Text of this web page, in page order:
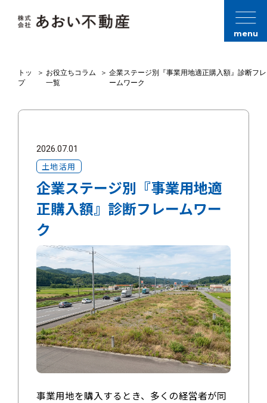
menu
トッ
プ
＞ お役立ちコラム
一覧
＞企業ステージ別『事業用地適正購入額』診断フレ
ームワーク
2026.07.01
土地活用
企業ステージ別『事業用地適
正購入額』診断フレームワー
ク
事業用地を購入するとき、多くの経営者が同